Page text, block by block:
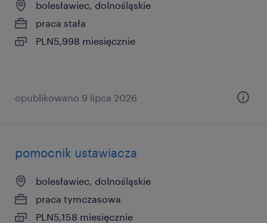
bolesławiec, dolnośląskie
praca stała
PLN5,998 miesięcznie
opublikowano 9 lipca 2026
pomocnik ustawiacza
bolesławiec, dolnośląskie
praca tymczasowa
PLN5,158 miesięcznie